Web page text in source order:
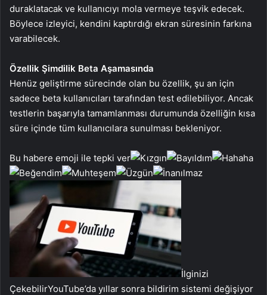
duraklatacak ve kullanıcıyı mola vermeye teşvik edecek.
Böylece izleyici, kendini kaptırdığı ekran süresinin farkına
varabilecek.
Özellik Şimdilik Beta Aşamasında
Henüz geliştirme sürecinde olan bu özellik, şu an için
sadece beta kullanıcıları tarafından test edilebiliyor. Ancak
testlerin başarıyla tamamlanması durumunda özelliğin kısa
süre içinde tüm kullanıcılara sunulması bekleniyor.
Bu habere emoji ile tepki ver
İlginizi
ÇekebilirYouTube’da yıllar sonra bildirim sistemi değişiyor